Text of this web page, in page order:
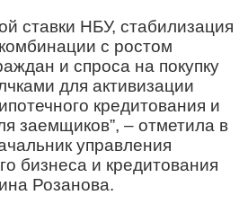
ставки НБУ, стабилизация
с ростом
и спроса на покупку
для активизации
кредитования и
заемщиков”, – отметила в
управления
бизнеса и кредитования
Розанова.